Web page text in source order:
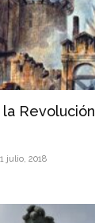
Revolución
julio, 2018